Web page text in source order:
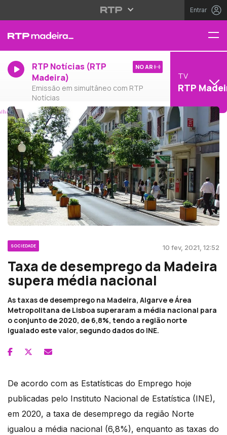
Entrar
RTP Notícias (RTP
Madeira)
Emissão em simultâneo com RTP
Notícias
NO AR
TV
RTP
SOCIEDADE 10 fev, 2021, 12:52
Taxa de desemprego da Madeira
supera média nacional
As taxas de desemprego na Madeira, Algarve e Área
Metropolitana de Lisboa superaram a média nacional para
o conjunto de 2020, de 6,8%, tendo a região norte
igualado este valor, segundo dados do INE.
De acordo com as Estatísticas do Emprego hoje
publicadas pelo Instituto Nacional de Estatística (INE),
em 2020, a taxa de desemprego da região Norte
igualou a média nacional (6,8%), enquanto as taxas do